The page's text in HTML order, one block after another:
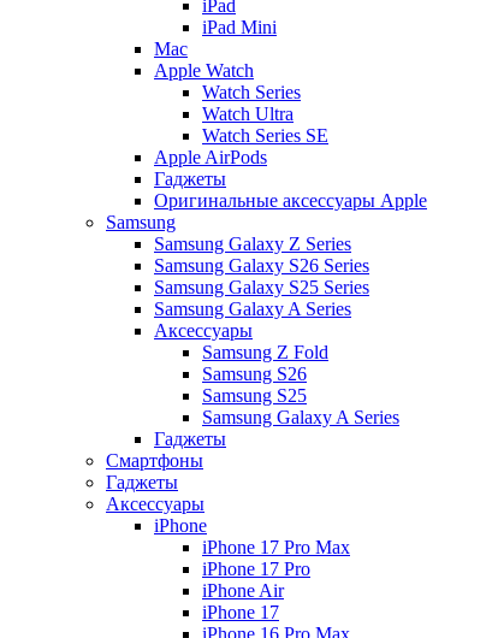
iPad
iPad Mini
Mac
Apple Watch
Watch Series
Watch Ultra
Watch Series SE
Apple AirPods
Гаджеты
Оригинальные аксессуары Apple
Samsung
Samsung Galaxy Z Series
Samsung Galaxy S26 Series
Samsung Galaxy S25 Series
Samsung Galaxy A Series
Аксессуары
Samsung Z Fold
Samsung S26
Samsung S25
Samsung Galaxy A Series
Гаджеты
Смартфоны
Гаджеты
Аксессуары
iPhone
iPhone 17 Pro Max
iPhone 17 Pro
iPhone Air
iPhone 17
iPhone 16 Pro Max